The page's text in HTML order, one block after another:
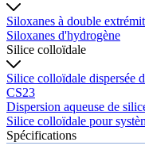
Siloxanes à double
Siloxanes d'hydrogène
Silice colloïdale
Silice colloïdale dispersée
CS23
Dispersion aqueuse de
Silice colloïdale pour
Spécifications